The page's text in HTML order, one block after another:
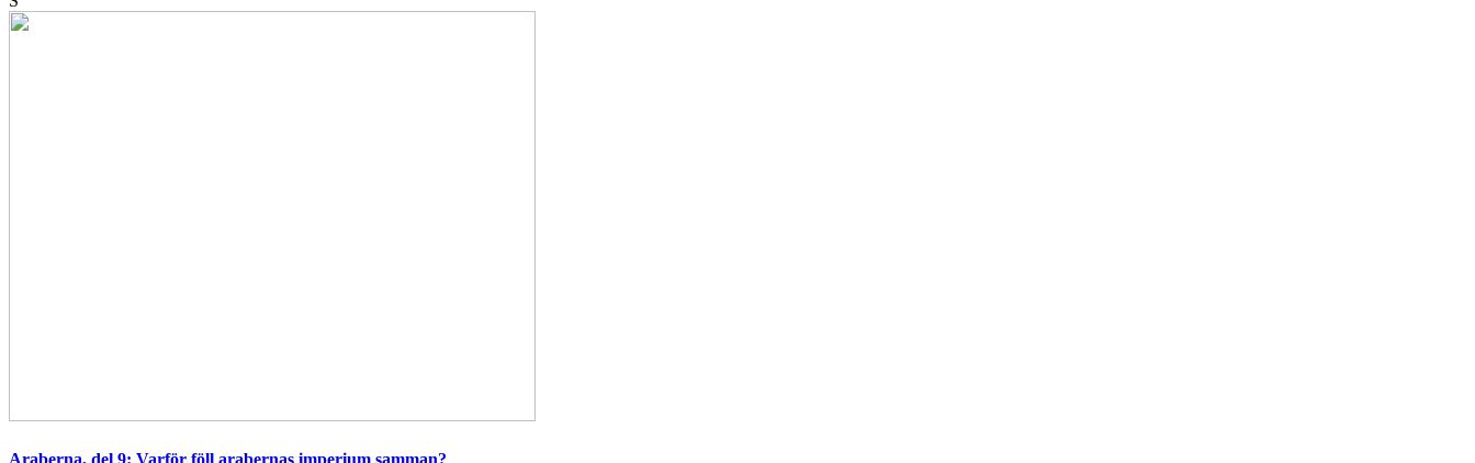
Araberna, del 9: Varför föll arabernas imperium samman?